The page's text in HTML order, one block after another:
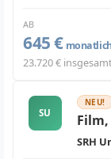
AB
645 €
23.720 €
SU
NEU!
SRH